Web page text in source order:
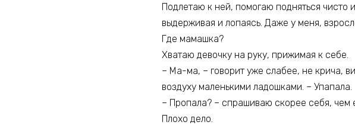
Подлетаю к ней, помогаю подняться
выдерживая и лопаясь. Даже у меня,
Где мамашка?
Хватаю девочку на руку, прижимая к себе.
– Ма-ма, – говорит уже слабее, не крича,
воздуху маленькими ладошками. – Упапала.
– Пропала? – спрашиваю скорее себя, чем
Плохо дело.